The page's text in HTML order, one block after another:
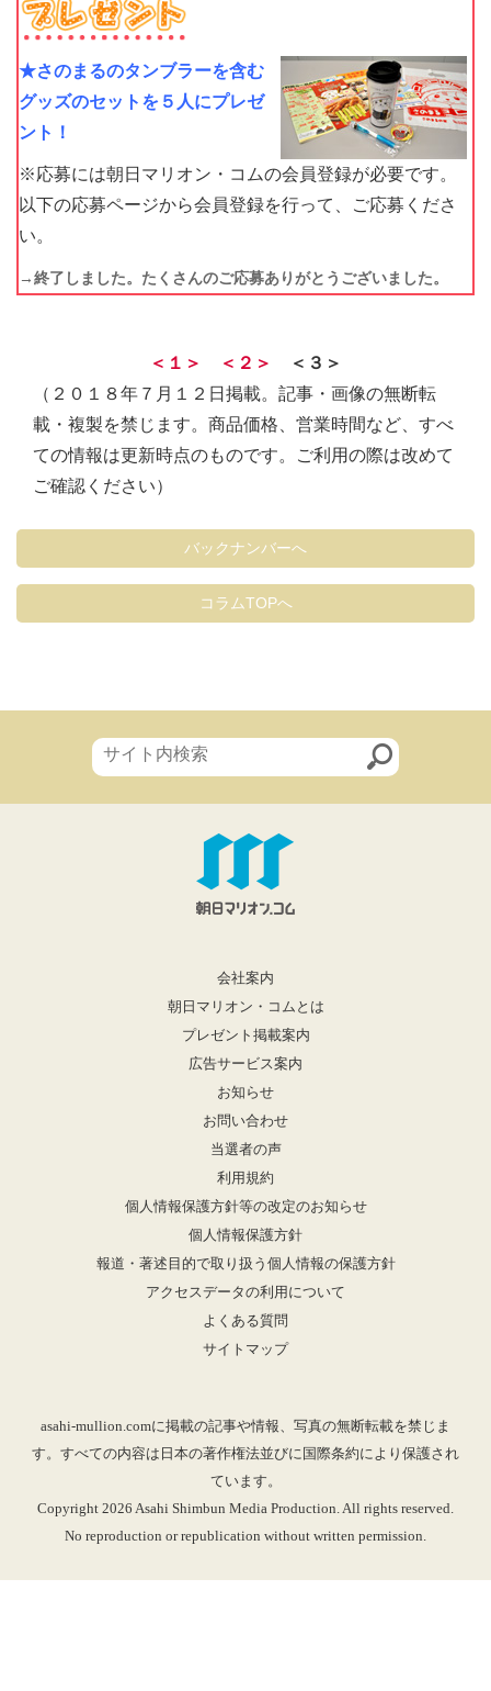
★さのまるのタンブラーを含む
グッズのセットを５人にプレゼ
ント！
※応募には朝日マリオン・コムの会員登録が必要です。
以下の応募ページから会員登録を行って、ご応募くださ
い。
→終了しました。たくさんのご応募ありがとうございました。
＜１＞ ＜２＞
＜３＞
（２０１８年７月１２日掲載。記事・画像の無断転
載・複製を禁じます。商品価格、営業時間など、すべ
ての情報は更新時点のものです。ご利用の際は改めて
ご確認ください）
バックナンバーへ
コラムTOPへ
会社案内
朝日マリオン・コムとは
プレゼント掲載案内
広告サービス案内
お知らせ
お問い合わせ
当選者の声
利用規約
個人情報保護方針等の改定のお知らせ
個人情報保護方針
報道・著述目的で取り扱う個人情報の保護方針
アクセスデータの利用について
よくある質問
サイトマップ
asahi-mullion.comに掲載の記事や情報、写真の無断転載を禁じま
す。すべての内容は日本の著作権法並びに国際条約により保護され
ています。
Copyright 2026 Asahi Shimbun Media Production. All rights reserved.
No reproduction or republication without written permission.